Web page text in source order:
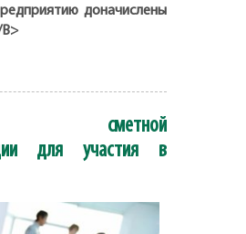
доначислены
сметной
для участия в